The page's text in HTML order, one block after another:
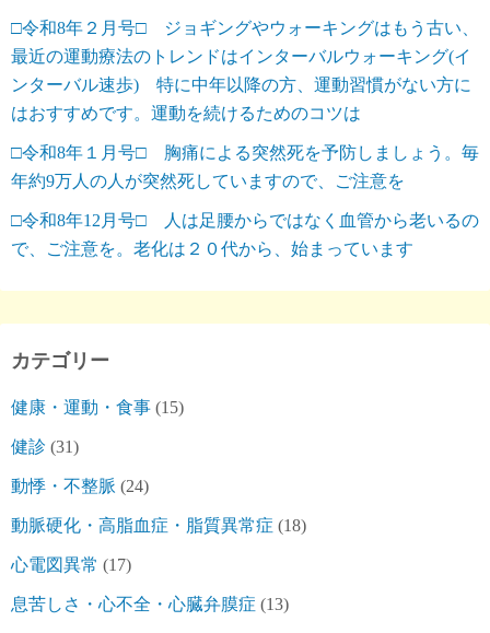
□令和8年２月号□ ジョギングやウォーキングはもう古い、
最近の運動療法のトレンドはインターバルウォーキング(イ
ンターバル速歩) 特に中年以降の方、運動習慣がない方に
はおすすめです。運動を続けるためのコツは
□令和8年１月号□ 胸痛による突然死を予防しましょう。毎
年約9万人の人が突然死していますので、ご注意を
□令和8年12月号□ 人は足腰からではなく血管から老いるの
で、ご注意を。老化は２０代から、始まっています
カテゴリー
健康・運動・食事 (15)
健診 (31)
動悸・不整脈 (24)
動脈硬化・高脂血症・脂質異常症 (18)
心電図異常 (17)
息苦しさ・心不全・心臓弁膜症 (13)